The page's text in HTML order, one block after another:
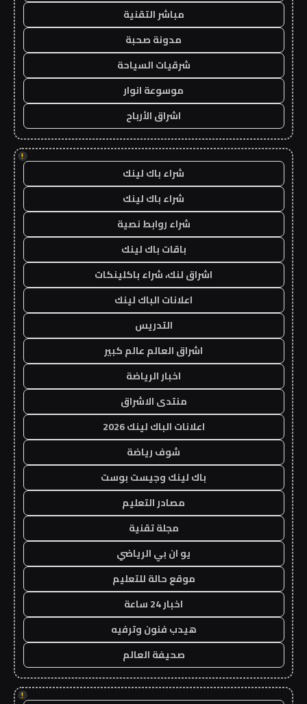
مباشر التقنية
مدونة صحبة
شرقيات السياحة
موسوعة انوار
اشراق الأرباح
!
شراء باك لينك
شراء باك لينك
شراء روابط نصية
باقات باك لينك
اشراق لنك، شراء باكلينكات
اعلانات الباك لينك
التدريس
اشراق العالم عالم كبير
اخبار الرياضة
منتدى الاشراق
اعلانات الباك لينك 2026
شوف رياضة
باك لينك وجيست بوست
مصادر التعليم
مجلة تقنية
يو ان بي الرياضي
موقع حالة للتعليم
اخبار 24 ساعة
هيدب فنون وترفيه
صحيفة العالم
!